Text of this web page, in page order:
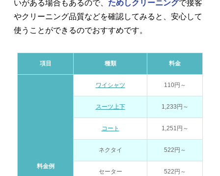
いがある場合もあるので、 ためしクリーニングで接客
やクリーニング品質などを確認してみると、安心して
使うことができるのでおすすめです。
項目 種類 料金
料金例
ワイシャツ 110円～
スーツ上下 1,233円～
コート 1,251円～
ネクタイ 522円～
セーター 522円～